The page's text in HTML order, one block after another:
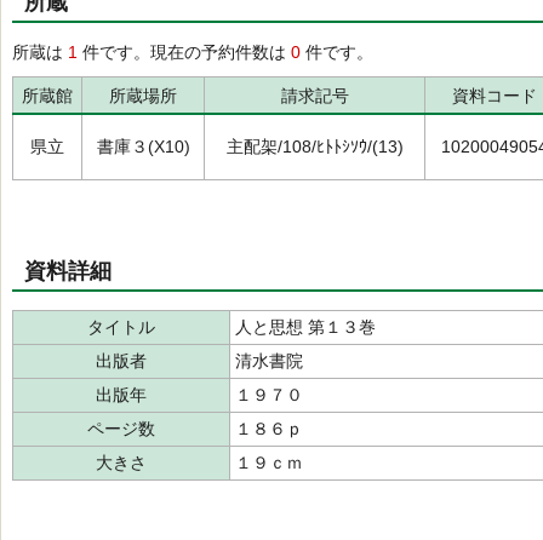
所蔵は 1 件です。現在の予約件数は 0 件です。
所蔵館 所蔵場所 請求記号 資料コード
県立 書庫３(X10) 主配架/108/ﾋﾄﾄｼｿｳ/(13)
資料詳細
タイトル
人と思想 第１３巻
出版者
清水書院
出版年
１９７０
ページ数
１８６ｐ
大きさ
１９ｃｍ